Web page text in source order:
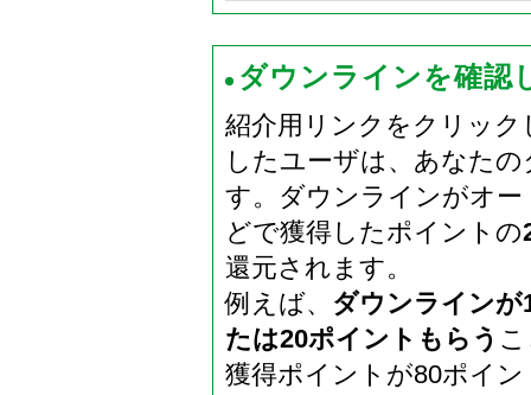
ダウンラインを確認
紹介用リンクをクリッ
したユーザは、あなた
す。ダウンラインがオ
どで獲得したポイントの
還元されます。
例えば、 ダウンラインが
たは20ポイントもらう
獲得ポイントが80ポイ